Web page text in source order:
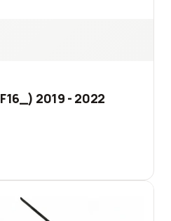
2019 - 2022